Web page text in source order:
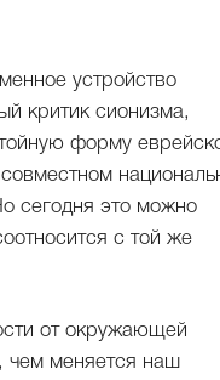
устройство
критик сионизма,
форму
сегодня это можно
с той же
от окружающей
чем меняется наш